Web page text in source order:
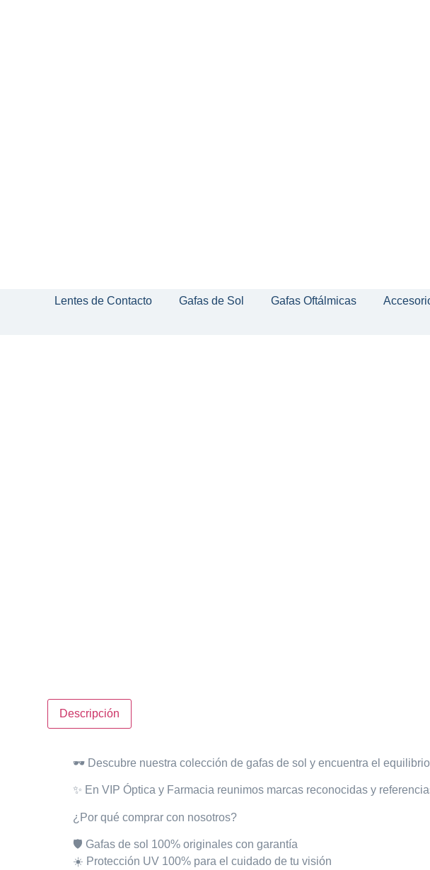
Lentes de Contacto Gafas de Sol Gafas Oftálmicas
Descripción
🕶️ Descubre nuestra colección de gafas de sol y encuentra el
✨ En VIP Óptica y Farmacia reunimos marcas reconocidas y
¿Por qué comprar con nosotros?
🛡️ Gafas de sol 100% originales con garantía
☀️ Protección UV 100% para el cuidado de tu visión